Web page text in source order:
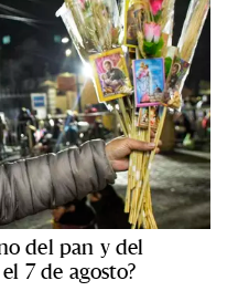
del pan y del
7 de agosto?